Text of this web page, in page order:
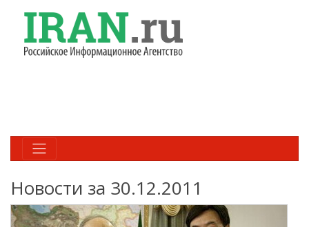
Новости за 30.12.2011